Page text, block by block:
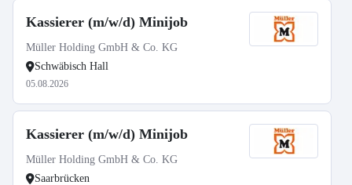
Kassierer (m/w/d) Minijob
Müller Holding GmbH & Co. KG
Schwäbisch Hall
05.08.2026
Kassierer (m/w/d) Minijob
Müller Holding GmbH & Co. KG
Saarbrücken